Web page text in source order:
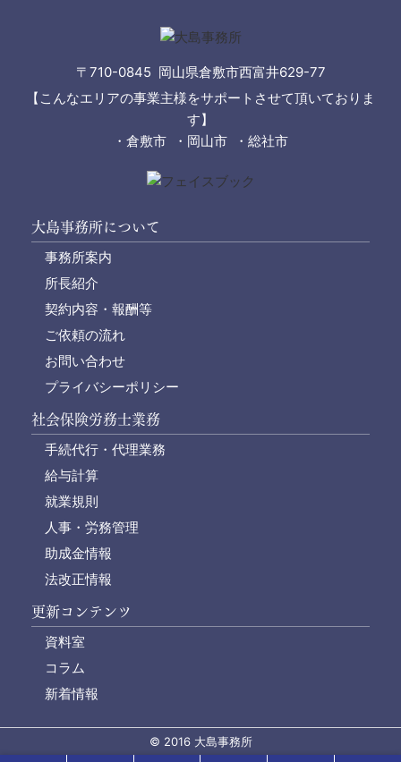
〒710-0845 岡山県倉敷市西富井629-77
【こんなエリアの事業主様をサポートさせて頂いておりま
す】
・倉敷市 ・岡山市 ・総社市
大島事務所について
事務所案内
所長紹介
契約内容・報酬等
ご依頼の流れ
お問い合わせ
プライバシーポリシー
社会保険労務士業務
手続代行・代理業務
給与計算
就業規則
人事・労務管理
助成金情報
法改正情報
更新コンテンツ
資料室
コラム
新着情報
© 2016 大島事務所